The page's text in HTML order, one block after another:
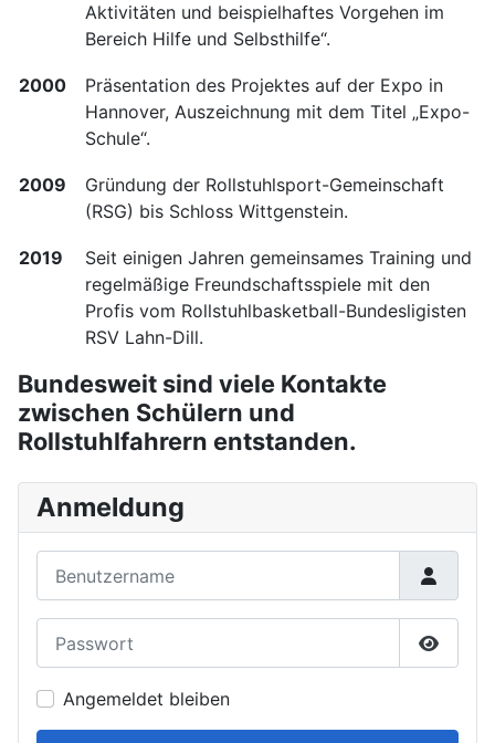
Anmeldung
Angemeldet bleiben
Aktivitäten und beispielhaftes Vorgehen im
Bereich Hilfe und Selbsthilfe“.
2000
Präsentation des Projektes auf der Expo in
Hannover, Auszeichnung mit dem Titel „Expo-
Schule“.
2009
Gründung der Rollstuhlsport-Gemeinschaft
(RSG) bis Schloss Wittgenstein.
2019
Seit einigen Jahren gemeinsames Training und
regelmäßige Freundschaftsspiele mit den
Profis vom Rollstuhlbasketball-Bundesligisten
RSV Lahn-Dill.
Bundesweit sind viele Kontakte
zwischen Schülern und
Rollstuhlfahrern entstanden.